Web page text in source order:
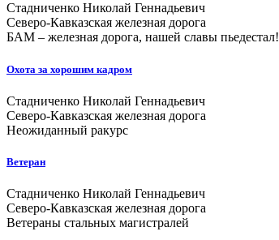
Стадниченко Николай Геннадьевич
Северо-Кавказская железная дорога
БАМ – железная дорога, нашей славы пьедестал!
Охота за хорошим кадром
Стадниченко Николай Геннадьевич
Северо-Кавказская железная дорога
Неожиданный ракурс
Ветеран
Стадниченко Николай Геннадьевич
Северо-Кавказская железная дорога
Ветераны стальных магистралей